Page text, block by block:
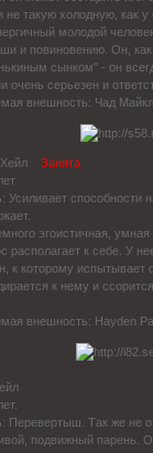
не такую холодную, как у
молодой
и повиновению. Он,
сынком" - он
очень серьезен и
внешность: Чад
ХейлЗанята
Усиливает
эгоистичная,
располагает к себе. У
к которому
к нему и
внешность: Hayden
Перевертыш. Так же не
подвижный парень.